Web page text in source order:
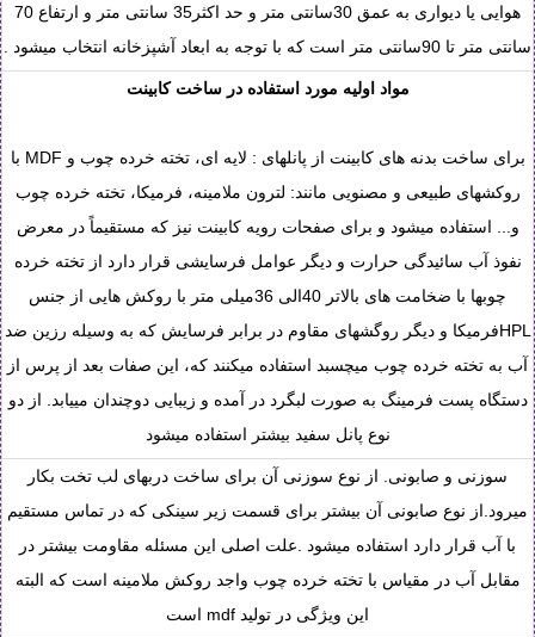
هوایی یا دیواری به عمق 30سانتی متر و حد اکثر35 سانتی متر و ارتفاع 70
سانتی متر تا 90سانتی متر است که با توجه به ابعاد آشپزخانه انتخاب میشود .
مواد اولیه مورد استفاده در ساخت کابینت
برای ساخت بدنه های کابینت از پانلهای : لایه ای، تخته خرده چوب و MDF با
روکشهای طبیعی و مصنویی مانند: لترون ملامینه، فرمیکا، تخته خرده چوب
و... استفاده میشود و برای صفحات رویه کابینت نیز که مستقیماً در معرض
نفوذ آب سائیدگی حرارت و دیگر عوامل فرسایشی قرار دارد از تخته خرده
چوبها با ضخامت های بالاتر 40الی 36میلی متر با روکش هایی از جنس
HPLفرمیکا و دیگر روگشهای مقاوم در برابر فرسایش که به وسیله رزین ضد
آب به تخته خرده چوب میچسبد استفاده میکنند که، این صفات بعد از پرس از
دستگاه پست فرمینگ به صورت لبگرد در آمده و زیبایی دوچندان مییابد. از دو
نوع پانل سفید بیشتر استفاده میشود
سوزنی و صابونی. از نوع سوزنی آن برای ساخت دربهای لب تخت بکار
میرود.از نوع صابونی آن بیشتر برای قسمت زیر سینکی که در تماس مستقیم
با آب قرار دارد استفاده میشود .علت اصلی این مسئله مقاومت بیشتر در
مقابل آب در مقیاس با تخته خرده چوب واجد روکش ملامینه است که البته
این ویژگی در تولید mdf است